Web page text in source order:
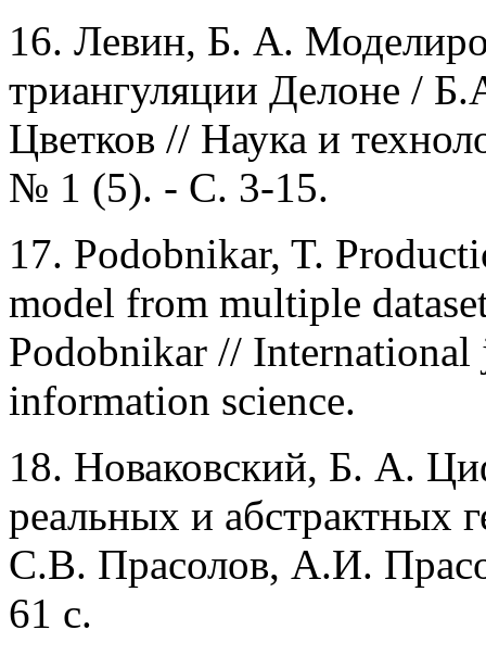
16. Левин, Б. А.
триангуляции Делоне /
Цветков // Наука и
№ 1 (5). - С. 3-15.
17. Podobnikar, T.
model from multiple
Podobnikar //
information science.
18. Новаковский, Б. А.
реальных и абстрактных
С.В. Прасолов, A.И.
61 с.